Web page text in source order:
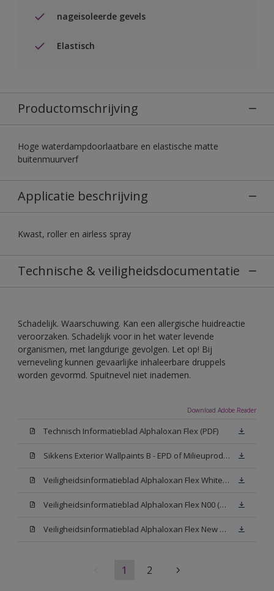
nageisoleerde gevels
Elastisch
Productomschrijving
Hoge waterdampdoorlaatbare en elastische matte
buitenmuurverf
Applicatie beschrijving
Kwast, roller en airless spray
Technische & veiligheidsdocumentatie
Schadelijk. Waarschuwing. Kan een allergische huidreactie
veroorzaken. Schadelijk voor in het water levende
organismen, met langdurige gevolgen. Let op! Bij
verneveling kunnen gevaarlijke inhaleerbare druppels
worden gevormd. Spuitnevel niet inademen.
Download Adobe Reader
Technisch Informatieblad Alphaloxan Flex (PDF)
Sikkens Exterior Wallpaints B - EPD of Milieuproductverklaring
Veiligheidsinformatieblad Alphaloxan Flex White W05 (MSDS)
Veiligheidsinformatieblad Alphaloxan Flex N00 (MSDS)
Veiligheidsinformatieblad Alphaloxan Flex New N00 (MSDS)
1 2